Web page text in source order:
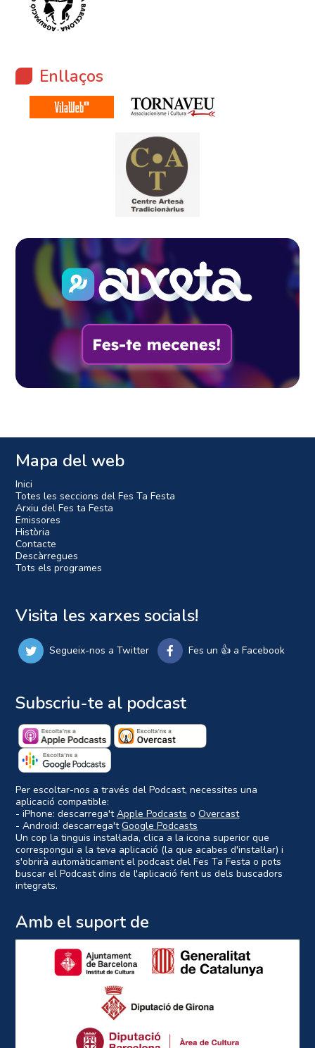
Enllaços
Mapa del web
Inici
Totes les seccions del Fes Ta Festa
Arxiu del Fes ta Festa
Emissores
Història
Contacte
Descàrregues
Tots els programes
Visita les xarxes socials!
Segueix-nos a Twitter Fes un 👍 a Facebook
Subscriu-te al podcast
Per escoltar-nos a través del Podcast, necessites una
aplicació compatible:
- iPhone: descarrega'tApple Podcasts oOvercast
- Android: descarrega'tGoogle Podcasts
Un cop la tinguis instal·lada, clica a la icona superior que
correspongui a la teva aplicació (la que acabes d'instal·lar) i
s'obrirà automàticament el podcast del Fes Ta Festa o pots
buscar el Podcast dins de l'aplicació fent us dels buscadors
integrats.
Amb el suport de